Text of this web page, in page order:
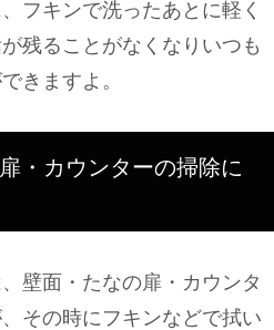
フキンで洗ったあとに軽く
残ることがなくなりいつも
きますよ。
・カウンターの掃除に
壁面・たなの扉・カウンタ
その時にフキンなどで拭い